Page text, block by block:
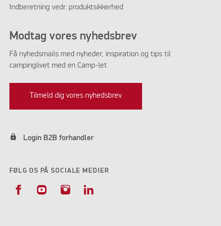
Indberetning vedr. produktsikkerhed
Modtag vores nyhedsbrev
Få nyhedsmails med nyheder, inspiration og tips til
campinglivet med en Camp-let
Tilmeld dig vores nyhedsbrev
lock Login B2B forhandler
FØLG OS PÅ SOCIALE MEDIER